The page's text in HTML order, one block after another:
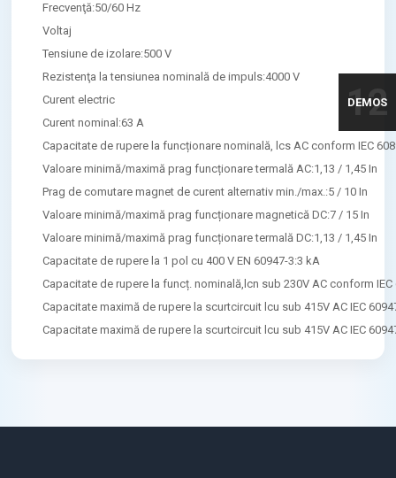
Frecvenţă:50/60 Hz
Voltaj
Tensiune de izolare:500 V
Rezistenţa la tensiunea nominală de impuls:4000 V
Curent electric
Curent nominal:63 A
Capacitate de rupere la funcționare nominală, lcs AC conform IEC
Valoare minimă/maximă prag funcționare termală AC:1,13 / 1,45 In
Prag de comutare magnet de curent alternativ min./max.:5 / 10 In
Valoare minimă/maximă prag funcționare magnetică DC:7 / 15 In
Valoare minimă/maximă prag funcționare termală DC:1,13 / 1,45 In
Capacitate de rupere la 1 pol cu 400 V EN 60947-3:3 kA
Capacitate de rupere la funcț. nominală,lcn sub 230V AC conform IEC
Capacitate maximă de rupere la scurtcircuit lcu sub 415V AC IEC
Capacitate maximă de rupere la scurtcircuit lcu sub 415V AC IEC
DEMOS
12